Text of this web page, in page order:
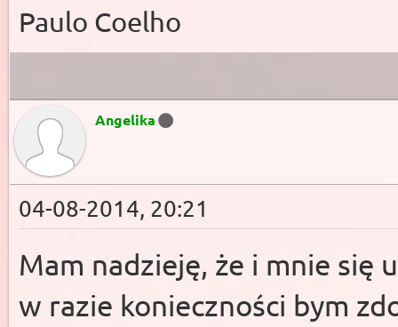
Paulo Coelho
Angelika
04-08-2014, 20:21
Mam nadzieję, że i mnie się
w razie konieczności bym